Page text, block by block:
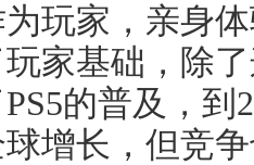
玩家，亲身
家基础，除
的普及，到
增长，但竞